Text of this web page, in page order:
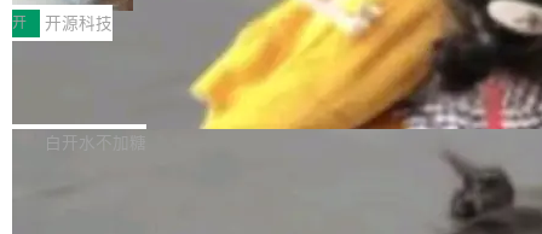
<span><strong>警告：</strong>&nbsp;Zero
的 admin ...
c 上，并在 GitHub 开源。 玩法很简单：按住屏
幕画圈，或者直接甩手机。页面会实时显示转速
（圈/秒），声音来自真实竹知了录音的 1.72 秒
采样，无缝循环。音频解码失败时，还有一套合
成兜底——锯齿波振荡器模拟脉冲，并联带通共
20个小时。他必须在数百张连续影像上，一笔一
笔勾画边界，一层一层识别肌肉组织。如今，使
用东软飞标医学影像标注平台，同样的工作缩短
至4小时，效率提升30倍。 这组数字背后，改变
的不只是速度，而是把医学影像转化为AI能力的
开 开源科技
Apache Dubbo-go v3.3.2 正式发布
这个版本面向生产环境，重心在内核稳定性。我
们彻底收敛了旧配置体系，扩展了 Triple 协议与
白开水不加糖